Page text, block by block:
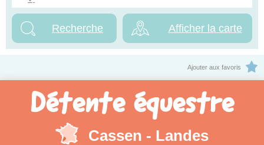
Afficher la carte
Ajouter aux favoris
Détente équestre
Cassen - Landes